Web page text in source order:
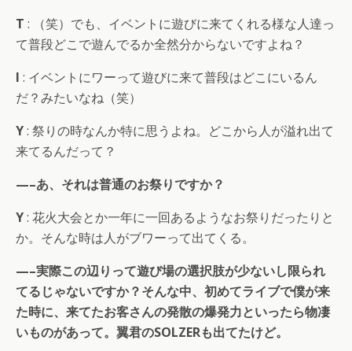
T : （笑）でも、イベントに遊びに来てくれる様な人達っ
て普段どこで遊んでるか全然分からないですよね？
I : イベントにワーって遊びに来て普段はどこにいるん
だ？みたいなね（笑）
Y: 祭りの時なんか特に思うよね。どこから人が溢れ出て
来てるんだって？
—–あ、それは普通のお祭りですか？
Y: 花火大会とか一年に一回あるようなお祭りだったりと
か。そんな時は人がブワーって出てくる。
—–実際この辺りって遊び場の選択肢が少ないし限られ
てるじゃないですか？そんな中、初めてライブで僕が来
た時に、来てたお客さんの発散の爆発力といったら物凄
いものがあって。翼君のSOLZERも出てたけど。